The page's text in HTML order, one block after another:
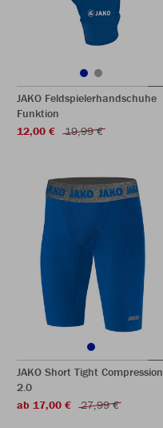
JAKO Feldspielerhandschuhe
Funktion
12,00 €
19,99 €
JAKO Short Tight Compression
2.0
ab 17,00 €
27,99 €